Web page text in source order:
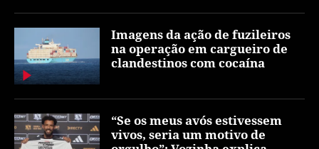
Imagens da ação de fuzileiros
na operação em cargueiro de
clandestinos com cocaína
“Se os meus avós estivessem
vivos, seria um motivo de